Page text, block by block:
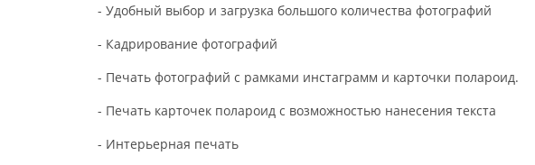
- Удобный выбор и загрузка большого количества фотографий
- Кадрирование фотографий
- Печать фотографий с рамками инстаграмм и карточки полароид.
- Печать карточек полароид с возможностью нанесения текста
- Интерьерная печать